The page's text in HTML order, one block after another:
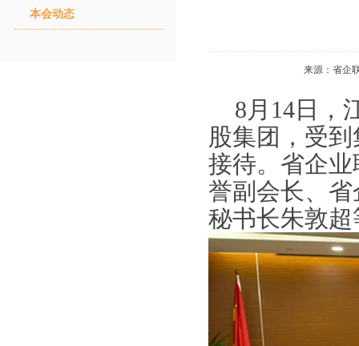
本会动态
来源：省企
8月14日，
股集团， 受到
接待。 省企
誉副会长、
秘书长朱敦超